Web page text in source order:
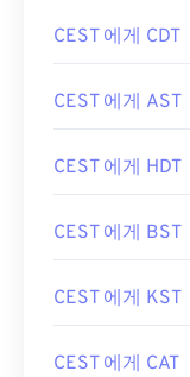
CEST 에게 CDT
CEST 에게 AST
CEST 에게 HDT
CEST 에게 BST
CEST 에게 KST
CEST 에게 CAT